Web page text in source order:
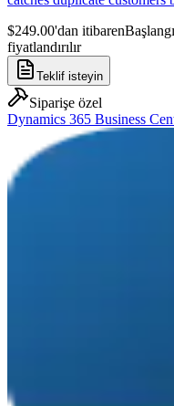
$249.00'dan itibaren
fiyatlandırılır
Teklif isteyin
Siparişe özel
Dynamics 365 Business